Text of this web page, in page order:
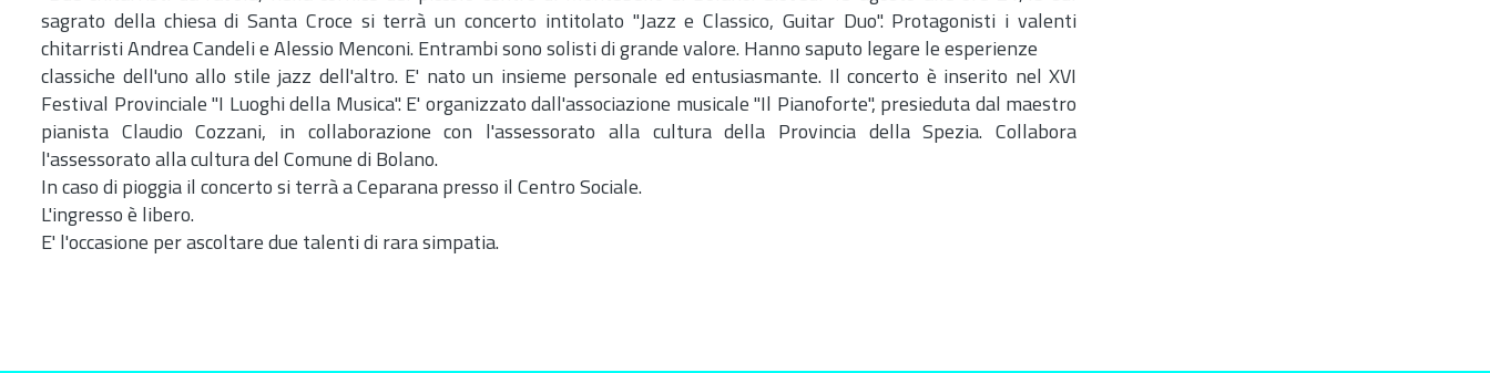
sagrato della chiesa di Santa Croce si terrà un concerto intitolato "Jazz e Classico, Guitar Duo". Protagonisti i valenti
chitarristi Andrea Candeli e Alessio Menconi. Entrambi sono solisti di grande valore. Hanno saputo legare le esperienze
classiche dell'uno allo stile jazz dell'altro. E' nato un insieme personale ed entusiasmante. Il concerto è inserito nel XVI
Festival Provinciale "I Luoghi della Musica". E' organizzato dall'associazione musicale "Il Pianoforte", presieduta dal maestro
pianista Claudio Cozzani, in collaborazione con l'assessorato alla cultura della Provincia della Spezia. Collabora
l'assessorato alla cultura del Comune di Bolano.
In caso di pioggia il concerto si terrà a Ceparana presso il Centro Sociale.
L'ingresso è libero.
E' l'occasione per ascoltare due talenti di rara simpatia.